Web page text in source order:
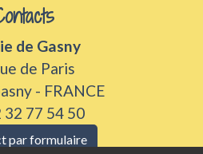
de Gasny
de Paris
- FRANCE
32 77 54 50
par formulaire